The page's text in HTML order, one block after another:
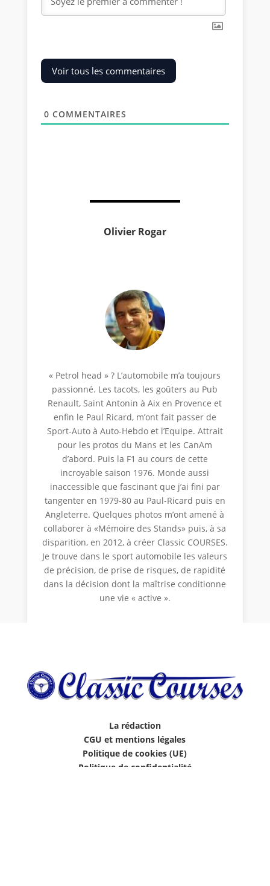
Voir tous les commentaires
0 COMMENTAIRES
Olivier Rogar
« Petrol head » ? L’automobile m’a toujours
passionné. Les tacots, les goûters au Pub
Renault, Saint Antonin à Aix en Provence et
enfin le Paul Ricard, m’ont fait passer de
Sport-Auto à Auto-Hebdo et l’Equipe. Attrait
pour les protos du Mans et les CanAm
d’abord. Puis la F1 au cours de cette
incroyable saison 1976. Monde aussi
inaccessible que fascinant que j’ai fini par
tangenter en 1979-80 au Paul-Ricard puis en
Angleterre. Quelques photos m’ont amené à
collaborer à «Mémoire des Stands» puis, à sa
disparition, en 2012, à créer Classic COURSES.
Je trouve dans le sport automobile les valeurs
de précision, de prise de risques, de rapidité
dans la décision dont la maîtrise conditionne
une vie « active ».
La rédaction
CGU et mentions légales
Politique de cookies (UE)
Politique de confidentialité